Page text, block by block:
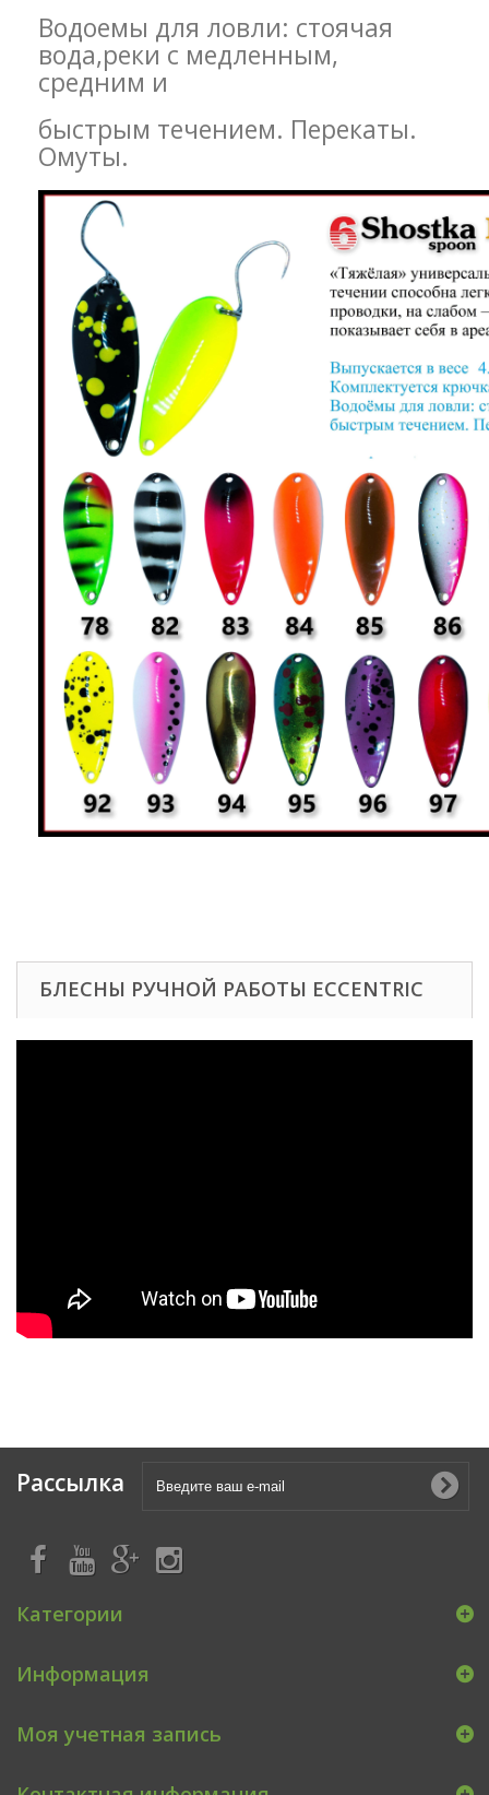
Водоемы для ловли: стоячая
вода,реки с медленным,
средним и
быстрым течением. Перекаты.
Омуты.
БЛЕСНЫ РУЧНОЙ РАБОТЫ ECCENTRIC
Рассылка
Категории
Информация
Моя учетная запись